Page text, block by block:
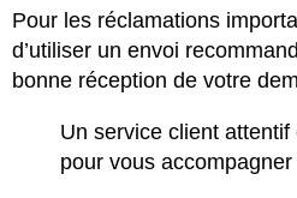
Pour les réclamations
d’utiliser un envoi
bonne réception de votre
Un service client
pour vous